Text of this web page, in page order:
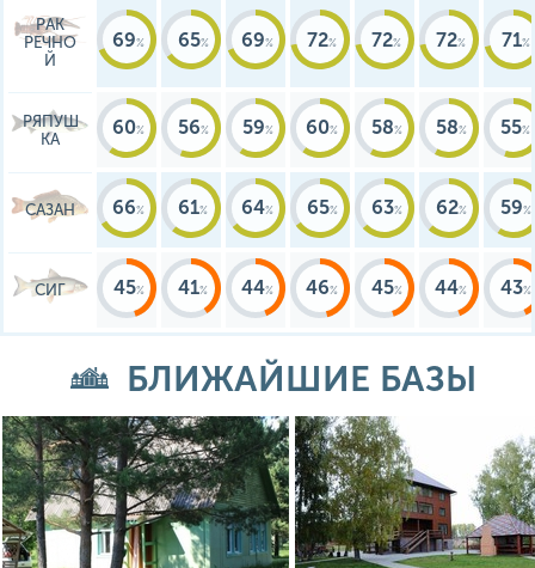
РАК
РЕЧНО
Й
69 65 69 72 72 72 71
РЯПУШ
КА
60 56 59 60 58 58 55
САЗАН 66 61 64 65 63 62 59
СИГ 45 41 44 46 45 44 43
БЛИЖАЙШИЕ БАЗЫ